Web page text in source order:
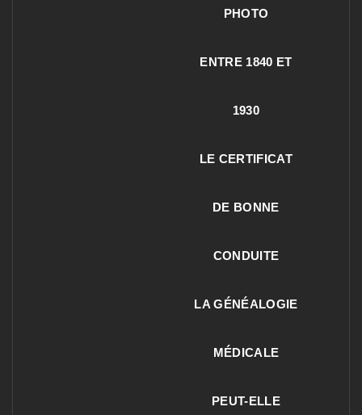
PHOTO
ENTRE 1840 ET
1930
LE CERTIFICAT
DE BONNE
CONDUITE
LA GÉNÉALOGIE
MÉDICALE
PEUT-ELLE